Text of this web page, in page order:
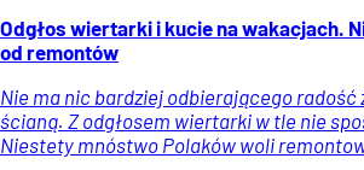
Odgłos wiertarki i kucie na wakacjach.
od remontów
Nie ma nic bardziej odbierającego radość
ścianą. Z odgłosem wiertarki w tle nie
Niestety mnóstwo Polaków woli